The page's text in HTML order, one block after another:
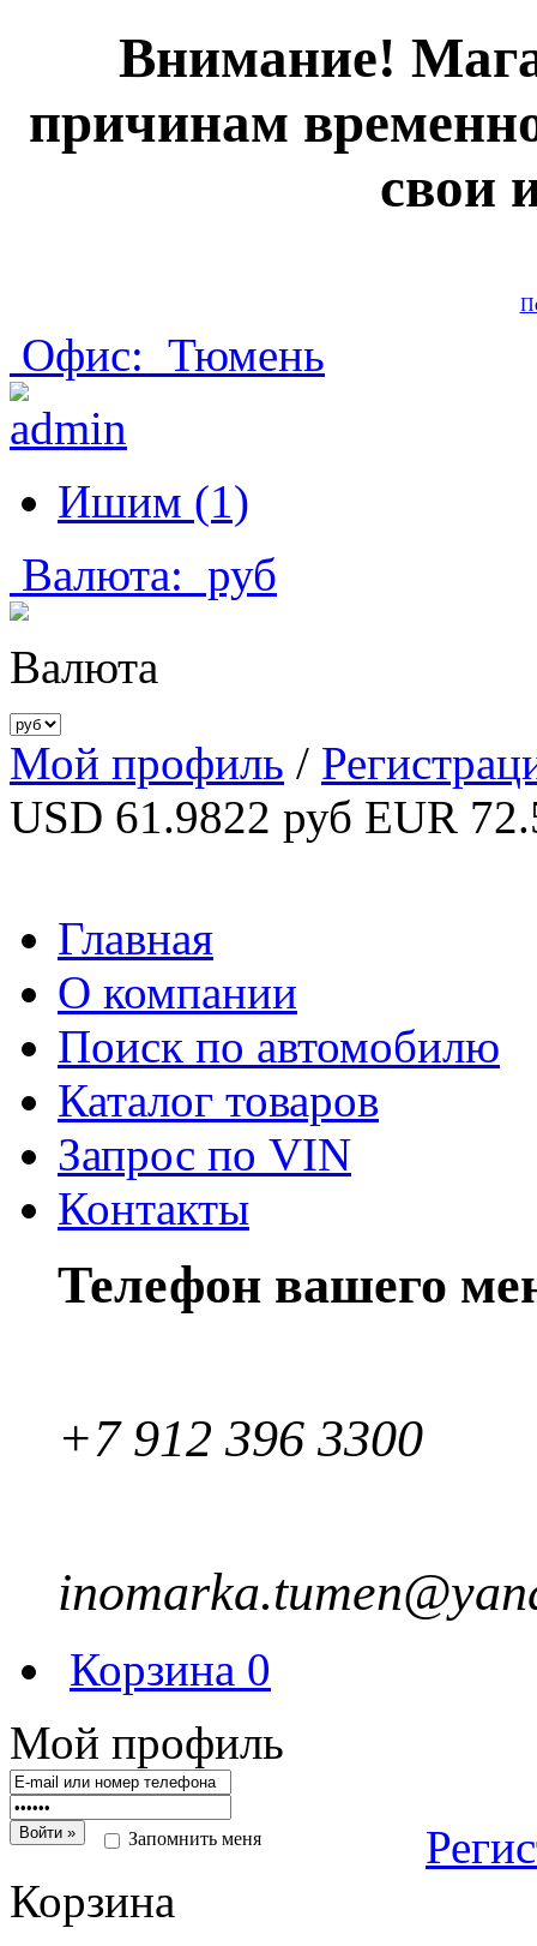
Внимание!
причинам
свои
Офис: Тюмень
Ишим (1)
Валюта: руб
Валюта
Мой профиль /
USD 61.9822 руб EUR
Главная
О компании
Поиск по автомобилю
Каталог товаров
Запрос по VIN
Контакты
Телефон вашего
+7 912 396 3300
Корзина 0
Мой профиль
Запомнить меня
Корзина